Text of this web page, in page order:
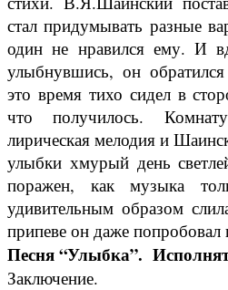
стал придумывать разные
один не нравился ему. И
улыбнувшись, он
это время тихо сидел в
что получилось.
лирическая мелодия и
улыбки хмурый день
поражен, как музыка
удивительным образом
припеве он даже попробовал
Песня “Улыбка”.
Заключение.